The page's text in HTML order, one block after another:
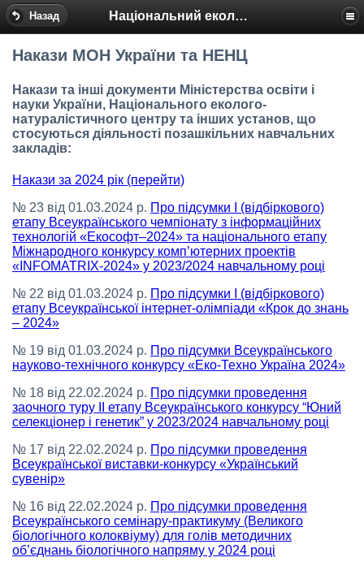
Назад Національний еколого-натуралістичний центр
Накази МОН України та НЕНЦ
Накази та інші документи Міністерства освіти і
науки України, Національного еколого-
натуралістичного центру та інших установ, що
стосуються діяльності позашкільних навчальних
закладів:
Накази за 2024 рік (перейти)
№ 23 від 01.03.2024 р. Про підсумки І (відбіркового)
етапу Всеукраїнського чемпіонату з інформаційних
технологій «Екософт–2024» та національного етапу
Міжнародного конкурсу комп’ютерних проектів
«INFOMATRIX-2024» у 2023/2024 навчальному році
№ 22 від 01.03.2024 р. Про підсумки І (відбіркового)
етапу Всеукраїнської інтернет-олімпіади «Крок до знань
– 2024»
№ 19 від 01.03.2024 р. Про підсумки Всеукраїнського
науково-технічного конкурсу «Еко-Техно Україна 2024»
№ 18 від 22.02.2024 р. Про підсумки проведення
заочного туру ІІ етапу Всеукраїнського конкурсу “Юний
селекціонер і генетик” у 2023/2024 навчальному році
№ 17 від 22.02.2024 р. Про підсумки проведення
Всеукраїнської виставки-конкурсу «Український
сувенір»
№ 16 від 22.02.2024 р. Про підсумки проведення
Всеукраїнського семінару-практикуму (Великого
біологічного колоквіуму) для голів методичних
об’єднань біологічного напряму у 2024 році